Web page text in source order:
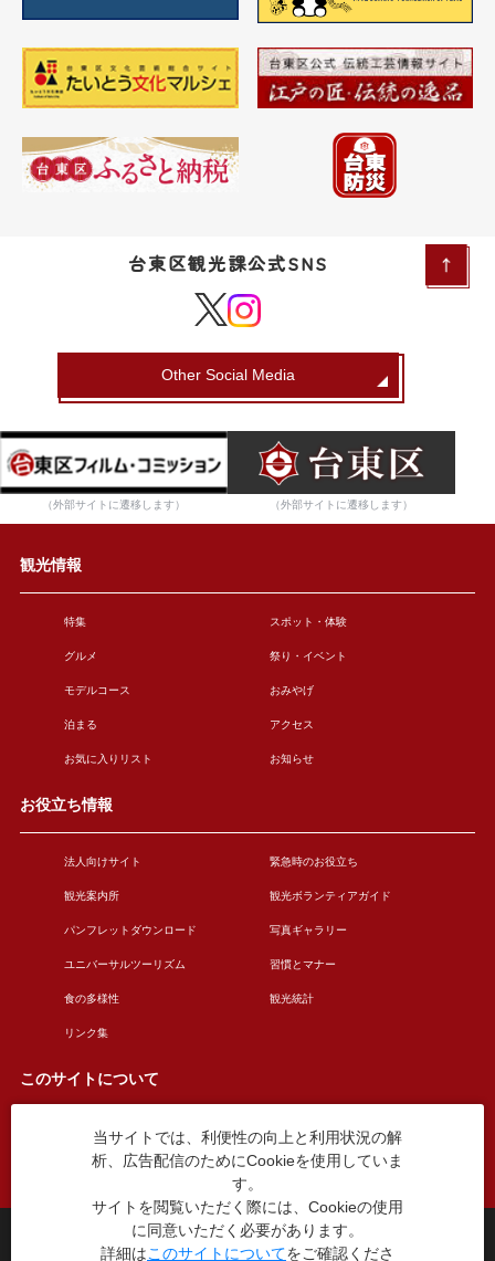
台東区観光課公式SNS
Other Social Media
（外部サイトに遷移します） （外部サイトに遷移します）
観光情報
特集 スポット・体験
グルメ 祭り・イベント
モデルコース おみやげ
泊まる アクセス
お気に入りリスト お知らせ
お役立ち情報
法人向けサイト 緊急時のお役立ち
観光案内所 観光ボランティアガイド
パンフレットダウンロード 写真ギャラリー
ユニバーサルツーリズム 習慣とマナー
食の多様性 観光統計
リンク集
このサイトについて
このサイトについて 広告掲載について
お問い合わせ
台東区役所観光課
〒110-8615 東京都台東区東上野4丁目5番6号
当サイトでは、利便性の向上と利用状況の解
析、広告配信のためにCookieを使用していま
す。
サイトを閲覧いただく際には、Cookieの使用
に同意いただく必要があります。
詳細はこのサイトについてをご確認くださ